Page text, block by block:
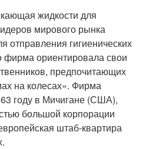
жидкости для
мирового рынка
отправления гигиенических
фирма ориентировала свои
предпочитающих
на колесах». Фирма
году в Мичигане (США),
большой корпорации
штаб-квартира